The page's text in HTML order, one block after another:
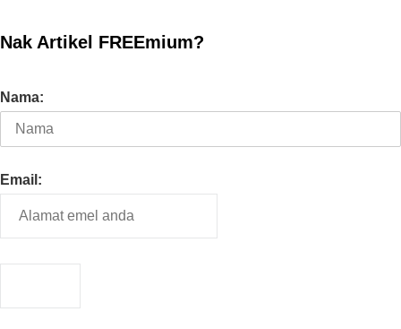
Nak Artikel FREEmium?
Nama:
Email: